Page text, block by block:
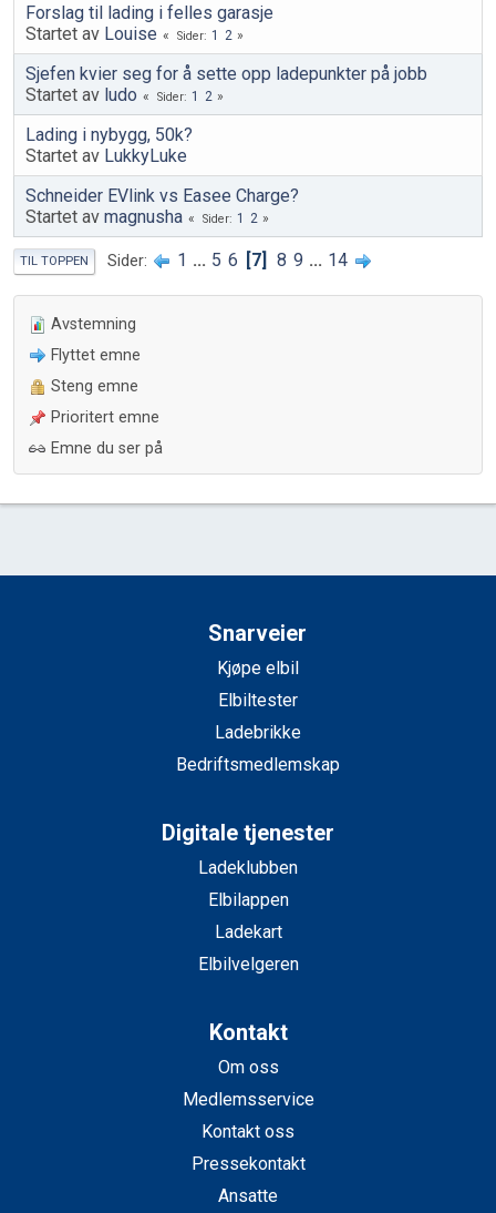
Forslag til lading i felles garasje
Startet av Louise Sider 1 2
Sjefen kvier seg for å sette opp ladepunkter på jobb
Startet av ludo Sider 1 2
Lading i nybygg, 50k?
Startet av LukkyLuke
Schneider EVlink vs Easee Charge?
Startet av magnusha Sider 1 2
TIL TOPPEN Sider 1 ... 5 6 7 8 9 ... 14
Avstemning
Flyttet emne
Steng emne
Prioritert emne
Emne du ser på
Snarveier
Kjøpe elbil
Elbiltester
Ladebrikke
Bedriftsmedlemskap
Digitale tjenester
Ladeklubben
Elbilappen
Ladekart
Elbilvelgeren
Kontakt
Om oss
Medlemsservice
Kontakt oss
Pressekontakt
Ansatte